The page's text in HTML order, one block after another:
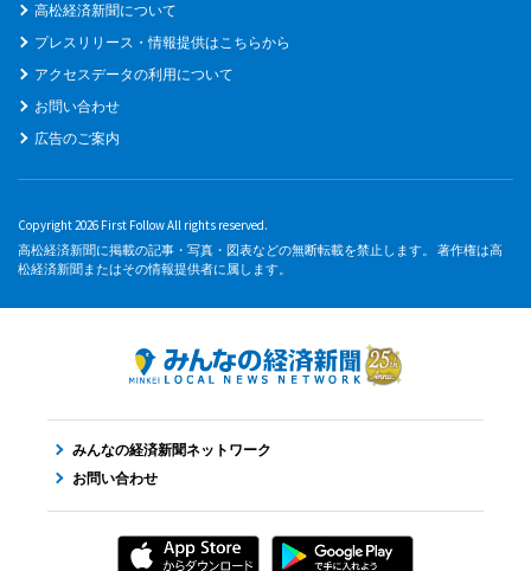
高松経済新聞について
プレスリリース・情報提供はこちらから
アクセスデータの利用について
お問い合わせ
広告のご案内
Copyright 2026 First Follow All rights reserved.
高松経済新聞に掲載の記事・写真・図表などの無断転載を禁止します。 著作権は高
松経済新聞またはその情報提供者に属します。
みんなの経済新聞ネットワーク
お問い合わせ